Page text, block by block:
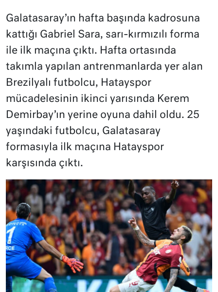
Galatasaray’ın hafta başında kadrosuna
kattığı Gabriel Sara, sarı-kırmızılı forma
ile ilk maçına çıktı. Hafta ortasında
takımla yapılan antrenmanlarda yer alan
Brezilyalı futbolcu, Hatayspor
mücadelesinin ikinci yarısında Kerem
Demirbay’ın yerine oyuna dahil oldu. 25
yaşındaki futbolcu, Galatasaray
formasıyla ilk maçına Hatayspor
karşısında çıktı.